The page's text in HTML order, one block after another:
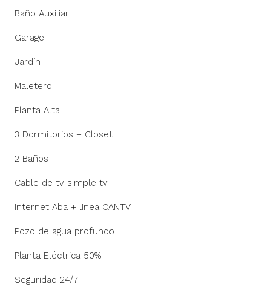
Baño Auxiliar
Garage
Jardín
Maletero
Planta Alta
3 Dormitorios + Closet
2 Baños
Cable de tv simple tv
Internet Aba + linea CANTV
Pozo de agua profundo
Planta Eléctrica 50%
Seguridad 24/7